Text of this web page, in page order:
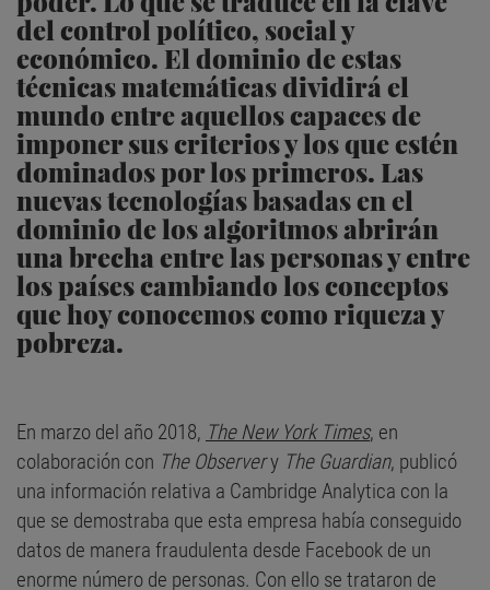
del control político, social y
económico. El dominio de estas
técnicas matemáticas dividirá el
mundo entre aquellos capaces de
imponer sus criterios y los que estén
dominados por los primeros. Las
nuevas tecnologías basadas en el
dominio de los algoritmos abrirán
una brecha entre las personas y entre
los países cambiando los conceptos
que hoy conocemos como riqueza y
pobreza.
En marzo del año 2018, The New York Times, en
colaboración con The Observery The Guardian, publicó
una información relativa a Cambridge Analytica con la
que se demostraba que esta empresa había conseguido
datos de manera fraudulenta desde Facebook de un
enorme número de personas. Con ello se trataron de